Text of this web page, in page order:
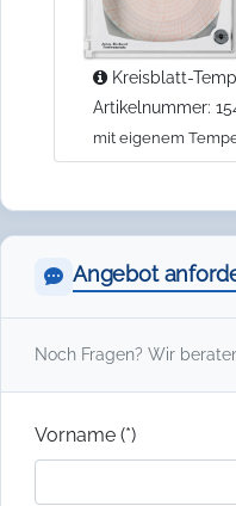
Kreisblatt-
Artikelnummer:
mit eigenem
Angebot
Noch Fragen? Wir
Vorname (*)